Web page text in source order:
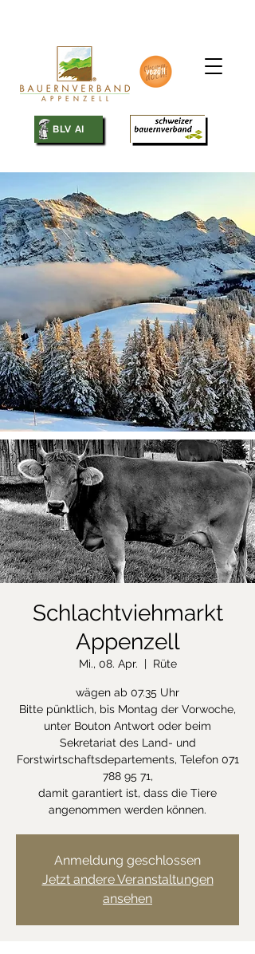
SBV
BLV AI
Schlachtviehmarkt
Appenzell
Mi., 08. Apr.
  |
Rüte
wägen ab 07.35 Uhr
Bitte pünktlich, bis Montag der Vorwoche,
unter Bouton Antwort oder beim
Sekretariat des Land- und
Forstwirtschaftsdepartements, Telefon 071
788 95 71,
damit garantiert ist, dass die Tiere
angenommen werden können.
Anmeldung geschlossen
Jetzt andere Veranstaltungen
ansehen